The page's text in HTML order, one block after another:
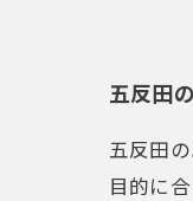
五反田
五反田
目的に